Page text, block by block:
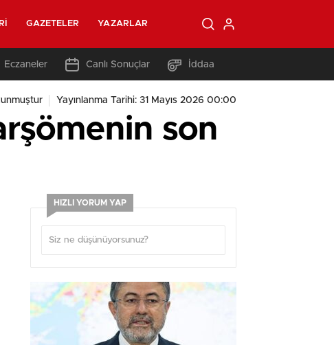
GAZETELER YAZARLAR
Eczaneler Canlı Sonuçlar İddaa
Yayınlanma Tarihi: 31 Mayıs 2026 00:00
son
HIZLI YORUM YAP